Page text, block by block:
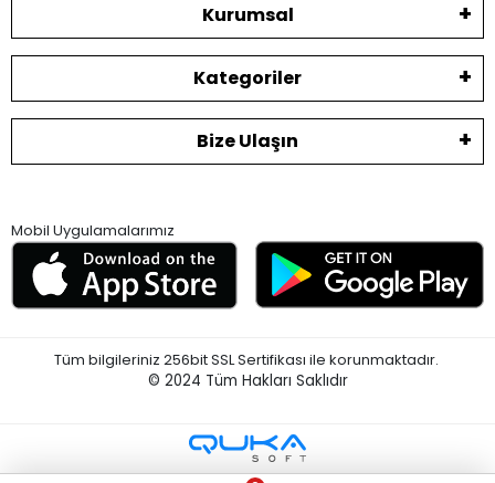
Kurumsal
Kategoriler
Bize Ulaşın
Mobil Uygulamalarımız
Tüm bilgileriniz 256bit SSL Sertifikası ile korunmaktadır.
© 2024 Tüm Hakları Saklıdır